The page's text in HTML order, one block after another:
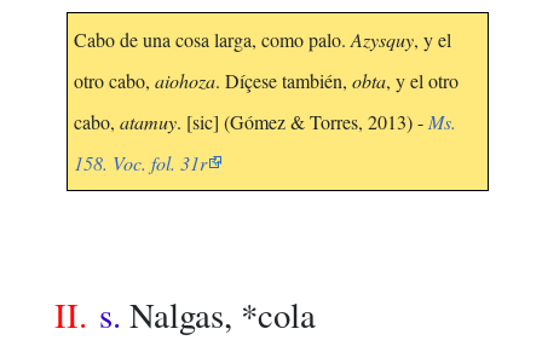
Cabo de una cosa larga, como palo. Azysquy, y el
otro cabo, aiohoza. Díçese también, obta, y el otro
cabo, atamuy. [sic] (Gómez & Torres, 2013) - Ms.
158. Voc. fol. 31r
II. s. Nalgas, *cola